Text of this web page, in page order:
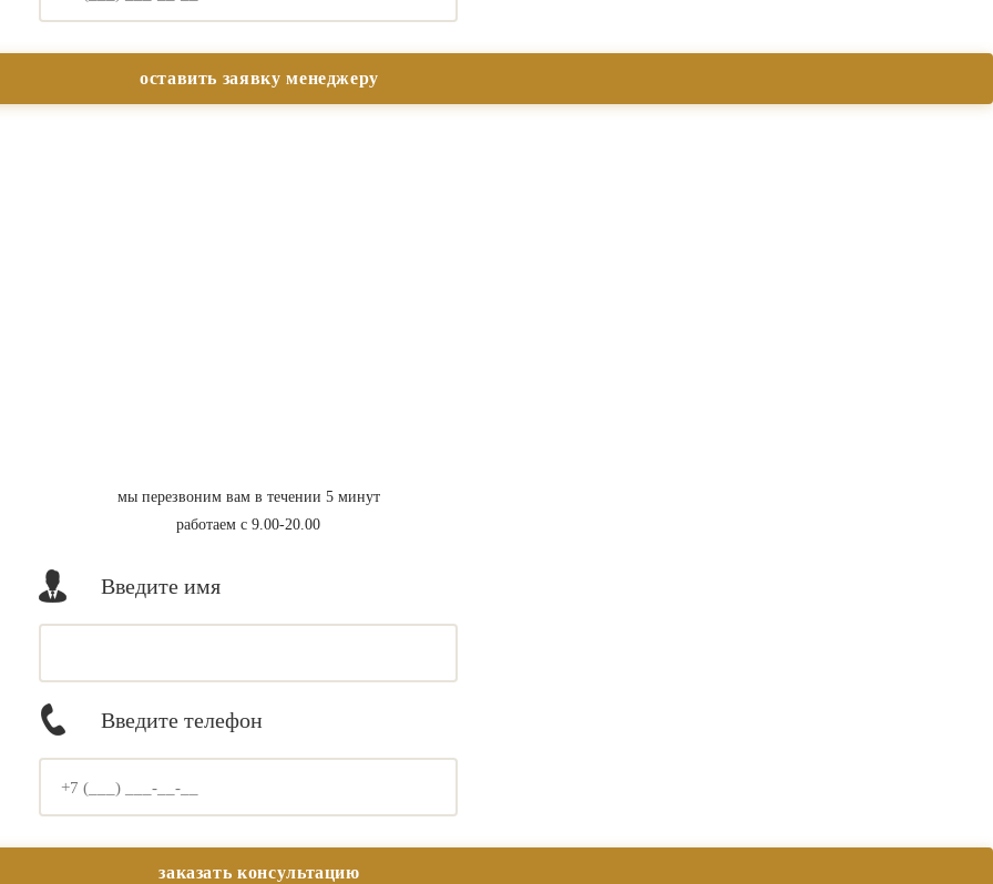
мы перезвоним вам в течении 5 минут
работаем с 9.00-20.00
Введите имя
Введите телефон